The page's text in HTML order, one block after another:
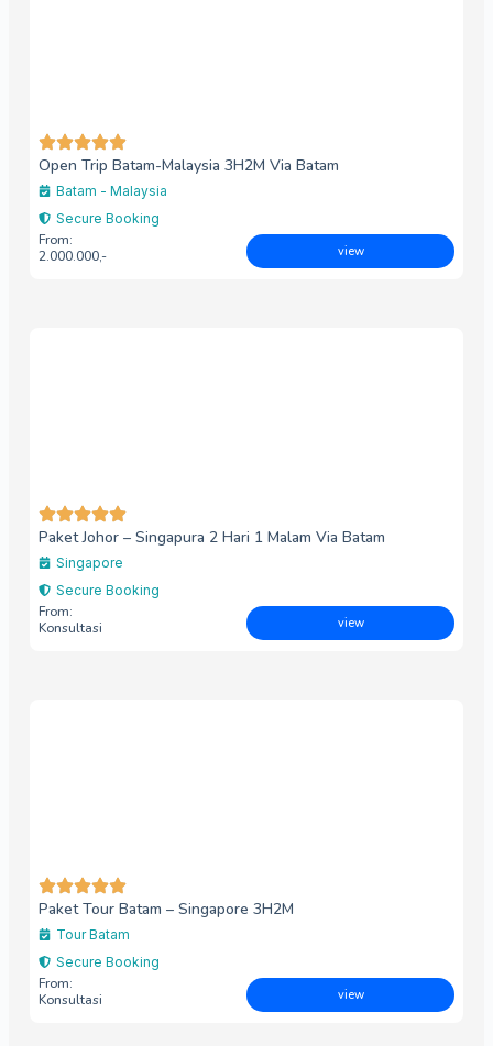
Open Trip Batam-Malaysia 3H2M Via Batam
Batam - Malaysia
Secure Booking
From:
2.000.000,-
view
Paket Johor – Singapura 2 Hari 1 Malam Via Batam
Singapore
Secure Booking
From:
Konsultasi
view
Paket Tour Batam – Singapore 3H2M
Tour Batam
Secure Booking
From:
Konsultasi
view